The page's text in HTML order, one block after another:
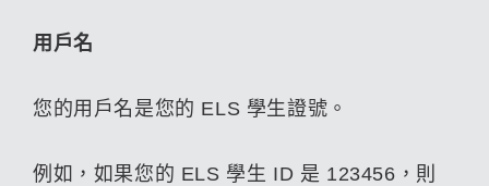
用戶名
您的用戶名是您的 ELS 學生證號。
例如，如果您的 ELS 學生 ID 是 123456，則